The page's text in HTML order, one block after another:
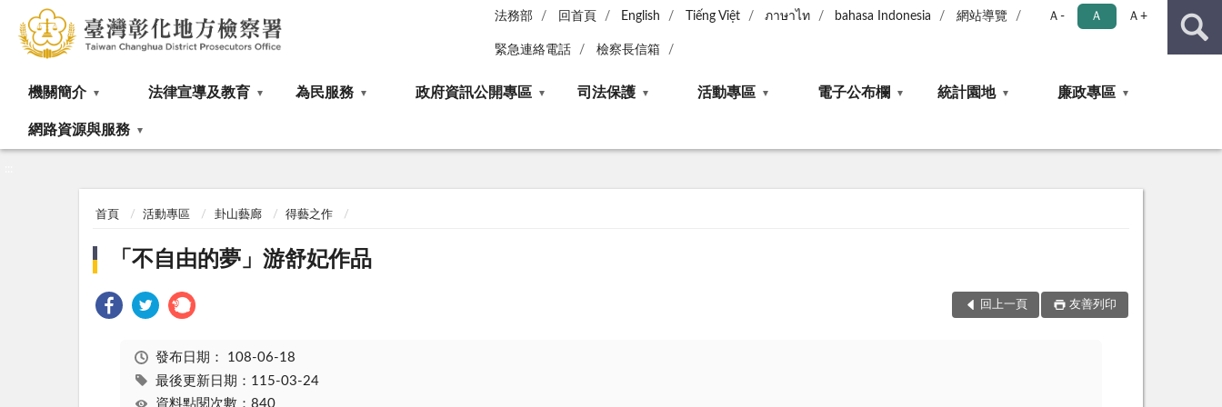
法務部 回首頁 English Tiếng Việt ภาษาไท bahasa Indonesia 網站導覽
緊急連絡電話 檢察長信箱
Ａ- Ａ Ａ+
機關簡介 法律宣導及教育 為民服務 政府資訊公開專區 司法保護 活動專區 電子公布欄 統計園地 廉政專區
網路資源與服務
首頁 活動專區 卦山藝廊 得藝之作
「不自由的夢」游舒妃作品
回上一頁 友善列印
發布日期： 108-06-18
最後更新日期：115-03-24
資料點閱次數：840